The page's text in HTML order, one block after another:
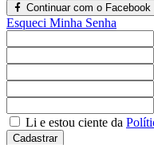
Continuar com o Facebook
Esqueci Minha Senha
Li e estou ciente da
Cadastrar